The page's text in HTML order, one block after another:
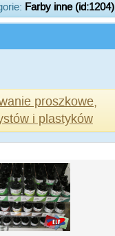
Farby inne (id:1204)
proszkowe,
i plastyków